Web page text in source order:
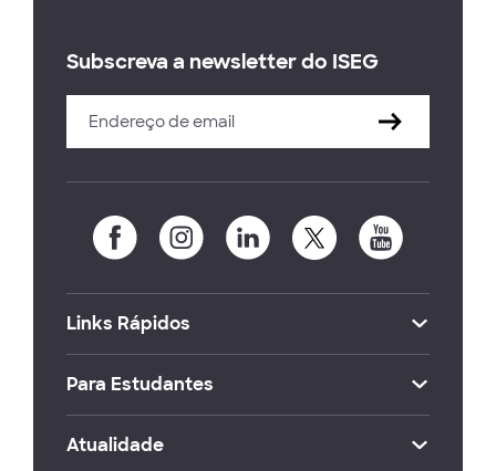
Subscreva a newsletter do ISEG
Links Rápidos
Para Estudantes
Atualidade